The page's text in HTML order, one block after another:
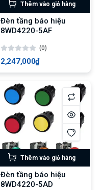
Thêm vào giỏ hàng
Đèn tầng báo hiệu
8WD4220-5AF
(0)
2,247,000₫
Thêm vào giỏ hàng
Đèn tầng báo hiệu
8WD4220-5AD